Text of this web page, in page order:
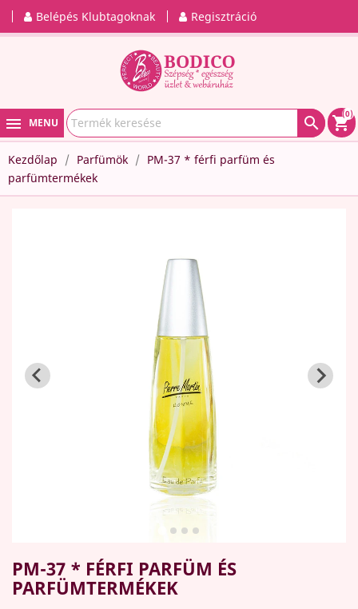
Belépés Klubtagoknak Regisztráció
MENU  shopping_cart
(0)
Kezdőlap Parfümök
PM-37 * férfi parfüm és
parfümtermékek
PM-37 * FÉRFI PARFÜM ÉS
PARFÜMTERMÉKEK